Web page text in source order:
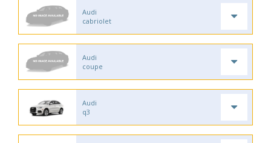
Audi
cabriolet
Audi
coupe
Audi
q3